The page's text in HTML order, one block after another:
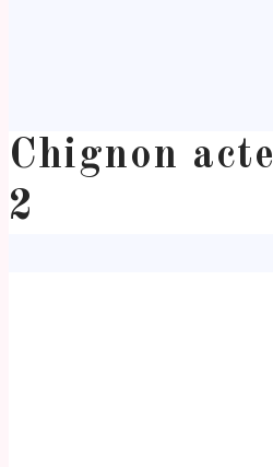
Chignon acte
2